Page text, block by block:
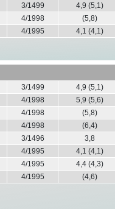
3/1499 4,9 (5,1)
4/1998 (5,8)
4/1995 4,1 (4,1)
3/1499 4,9 (5,1)
4/1998 5,9 (5,6)
4/1998 (5,8)
4/1998 (6,4)
3/1496 3,8
4/1995 4,1 (4,1)
4/1995 4,4 (4,3)
4/1995 (4,6)